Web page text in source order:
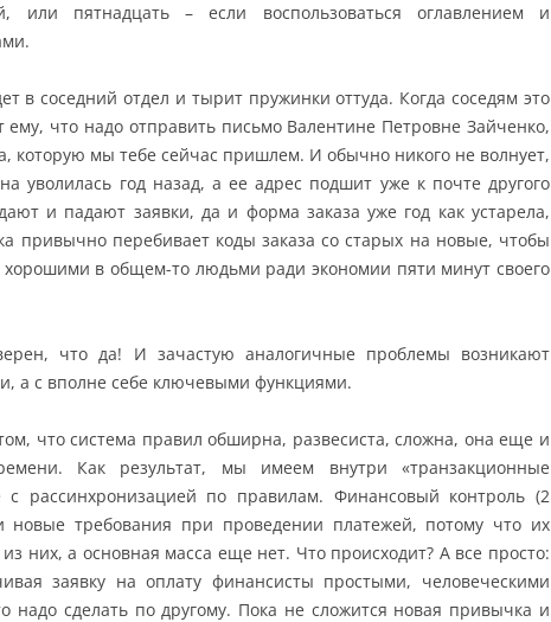
или пятнадцать – если воспользоваться оглавлением и
в соседний отдел и тырит пружинки оттуда. Когда соседям это
ему, что надо отправить письмо Валентине Петровне Зайченко,
которую мы тебе сейчас пришлем. И обычно никого не волнует,
уволилась год назад, а ее адрес подшит уже к почте другого
и падают заявки, да и форма заказа уже год как устарела,
привычно перебивает коды заказа со старых на новые, чтобы
хорошими в общем-то людьми ради экономии пяти минут своего
что да! И зачастую аналогичные проблемы возникают
а с вполне себе ключевыми функциями.
что система правил обширна, развесиста, сложна, она еще и
Как результат, мы имеем внутри «транзакционные
с рассинхронизацией по правилам. Финансовый контроль (2
новые требования при проведении платежей, потому что их
из них, а основная масса еще нет. Что происходит? А все просто:
заявку на оплату финансисты простыми, человеческими
надо сделать по другому. Пока не сложится новая привычка и